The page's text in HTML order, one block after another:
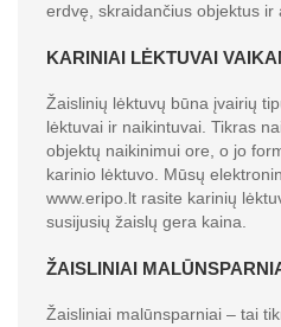
erdvę, skraidančius objektus ir
KARINIAI LĖKTUVAI
Žaislinių lėktuvų būna įvairių
lėktuvai ir naikintuvai. Tikras
objektų naikinimui ore, o jo
karinio lėktuvo. Mūsų
www.eripo.lt rasite karinių
susijusių žaislų gera kaina.
ŽAISLINIAI
Žaisliniai malūnsparniai – tai